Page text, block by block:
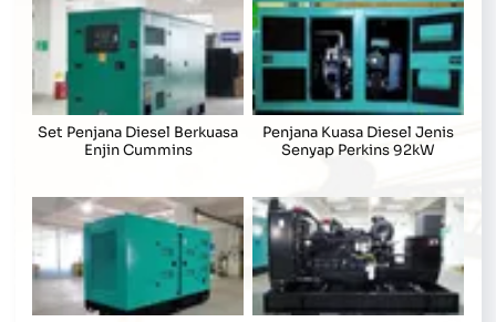
Set Penjana Diesel Berkuasa
Enjin Cummins
Penjana Kuasa Diesel Jenis
Senyap Perkins 92kW